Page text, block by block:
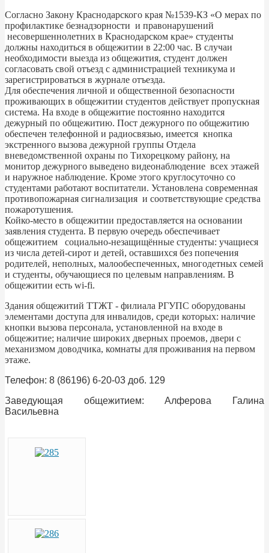
Согласно Закону Краснодарского края №1539-КЗ «О мерах по
профилактике безнадзорности и правонарушений
несовершеннолетних в Краснодарском крае» студенты
должны находиться в общежитии в 22:00 час. В случаи
необходимости выезда из общежития, студент должен
согласовать свой отъезд с администрацией техникума и
зарегистрироваться в журнале отъезда.
Для обеспечения личной и общественной безопасности
проживающих в общежитии студентов действует пропускная
система. На входе в общежитие постоянно находится
дежурный по общежитию. Пост дежурного по общежитию
обеспечен телефонной и радиосвязью, имеется кнопка
экстренного вызова дежурной группы Отдела
вневедомственной охраны по Тихорецкому району, на
монитор дежурного выведено видеонаблюдение всех этажей
и наружное наблюдение. Кроме этого круглосуточно со
студентами работают воспитатели. Установлена современная
противопожарная сигнализация и соответствующие средства
пожаротушения.
Койко-место в общежитии предоставляется на основании
заявления студента. В первую очередь обеспечивает
общежитием социально-незащищённые студенты: учащиеся
из числа детей-сирот и детей, оставшихся без попечения
родителей, неполных, малообеспеченных, многодетных семей
и студенты, обучающиеся по целевым направлениям. В
общежитии есть wi-fi.
Здания общежитий ТТЖТ - филиала РГУПС оборудованы
элементами доступа для инвалидов, среди которых: наличие
кнопки вызова персонала, установленной на входе в
общежитие; наличие широких дверных проемов, двери с
механизмом доводчика, комнаты для проживания на первом
этаже.
Телефон: 8 (86196) 6-20-03 доб. 129
Заведующая общежитием: Алферова Галина
Васильевна